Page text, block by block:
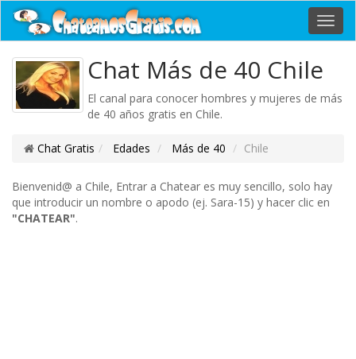
Chat Más de 40 Chile
El canal para conocer hombres y mujeres de más
de 40 años gratis en Chile.
Chat Gratis Edades Más de 40 Chile
Bienvenid@ a Chile, Entrar a Chatear es muy sencillo, solo hay
que introducir un nombre o apodo (ej. Sara-15) y hacer clic en
"CHATEAR".